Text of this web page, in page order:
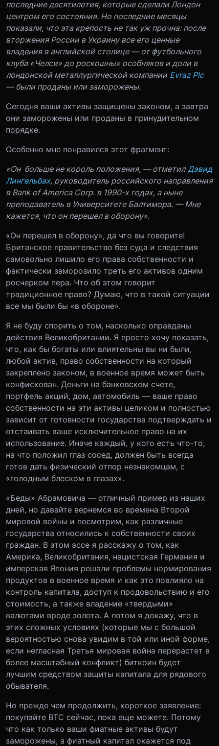
последние десятилетия, которые сделали Лондон
центром его состояния. Но последние месяцы
показали, что эта крепость не так уж прочна: после
вторжения России в Украину все его ценные
владения в английской столице — от футбольного
клуба «Челси» до роскошных особняков и доли в
лондонской металлургической компании Evraz Plc
— были проданы или заморожены.
Сегодня ваши активы защищены законом, а завтра
они заморожены или проданы в принудительном
порядке.
Особенно мне понравился этот фрагмент:
«Он больше не король положения, — отметил Дэвид
Лингельбах, руководитель российского направления
в Bank of America Corp. в 1990-х годах, а ныне
преподаватель в Университете Балтимора. — Мне
кажется, что он перешел в оборону».
«Он перешел в оборону», да что вы говорите!
Британское правительство без суда и следствия
самовольно лишило его права собственности и
фактически заморозило треть его активов одним
росчерком пера. Что об этом говорит
традиционное право? Думаю, что в такой ситуации
все мы были бы «в обороне».
Я не буду спорить о том, насколько оправданы
действия Великобритании. Я просто хочу показать,
что, как бы богаты или влиятельны вы ни были,
любой актив, право собственности на который
закреплено законом, в военное время может быть
конфискован. Деньги на банковском счете,
портфель акций, дом, автомобиль — ваше право
собственности на эти активы целиком и полностью
зависит от готовности государства подтверждать и
отстаивать ваше исключительное право на их
использование. Иначе каждый, у кого есть что-то,
на что положил глаз сосед, должен быть всегда
готов дать физический отпор незнакомцам, с
«голодным блеском в глазах».
«Беды» Абрамовича — отличный пример из наших
дней, но давайте вернемся во времена Второй
мировой войны и посмотрим, как различные
государства относились к собственности своих
граждан. В этом эссе я расскажу о том, как
Америка, Великобритания, нацистская Германия и
имперская Япония решали проблемы нормирования
продуктов в военное время и как это повлияло на
контроль капитала, доступ к продовольствию и его
стоимость, а также владение «твердыми»
валютами вроде золота. А потом я докажу, что в
этих сложных условиях (которые мы с большой
вероятностью снова увидим в той или иной форме,
если негласная Третья мировая война перерастет в
более масштабный конфликт) биткоин будет
лучшим средством защиты капитала для рядового
обывателя.
Но прежде чем продолжить, короткое заявление:
покупайте ВТС сейчас, пока еще можете. Потому
что как только ваши фиатные активы будут
заморожены, а фиатный капитал окажется под